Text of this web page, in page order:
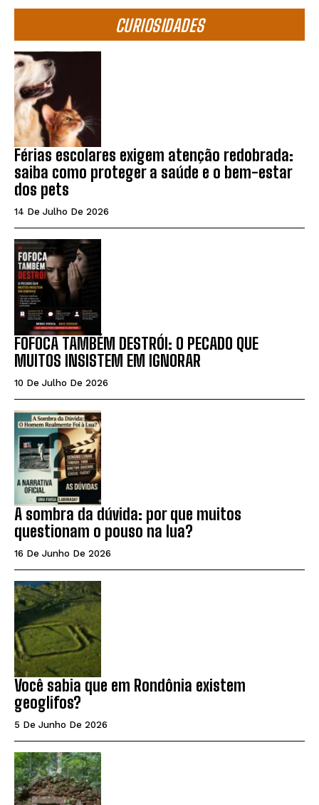
CURIOSIDADES
Férias escolares exigem atenção redobrada:
saiba como proteger a saúde e o bem-estar
dos pets
14 De Julho De 2026
FOFOCA TAMBÉM DESTRÓI: O PECADO QUE
MUITOS INSISTEM EM IGNORAR
10 De Julho De 2026
A sombra da dúvida: por que muitos
questionam o pouso na lua?
16 De Junho De 2026
Você sabia que em Rondônia existem
geoglifos?
5 De Junho De 2026